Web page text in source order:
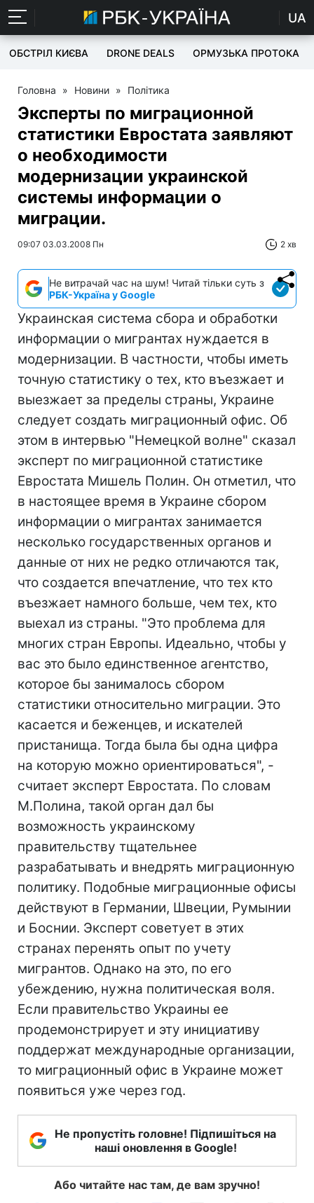
UA
ОБСТРІЛ КИЄВА DRONE DEALS ОРМУЗЬКА ПРОТОКА
Головна » Новини » Політика
Эксперты по миграционной
статистики Евростата заявляют
о необходимости
модернизации украинской
системы информации о
миграции.
09:07 03.03.2008 Пн 2 хв
Не витрачай час на шум! Читай тільки суть з
РБК-Україна у Google
Украинская система сбора и обработки
информации о мигрантах нуждается в
модернизации. В частности, чтобы иметь
точную статистику о тех, кто въезжает и
выезжает за пределы страны, Украине
следует создать миграционный офис. Об
этом в интервью "Немецкой волне" сказал
эксперт по миграционной статистике
Евростата Мишель Полин. Он отметил, что
в настоящее время в Украине сбором
информации о мигрантах занимается
несколько государственных органов и
данные от них не редко отличаются так,
что создается впечатление, что тех кто
въезжает намного больше, чем тех, кто
выехал из страны. "Это проблема для
многих стран Европы. Идеально, чтобы у
вас это было единственное агентство,
которое бы занималось сбором
статистики относительно миграции. Это
касается и беженцев, и искателей
пристанища. Тогда была бы одна цифра
на которую можно ориентироваться", -
считает эксперт Евростата. По словам
М.Полина, такой орган дал бы
возможность украинскому
правительству тщательнее
разрабатывать и внедрять миграционную
политику. Подобные миграционные офисы
действуют в Германии, Швеции, Румынии
и Боснии. Эксперт советует в этих
странах перенять опыт по учету
мигрантов. Однако на это, по его
убеждению, нужна политическая воля.
Если правительство Украины ее
продемонстрирует и эту инициативу
поддержат международные организации,
то миграционный офис в Украине может
появиться уже через год.
Не пропустіть головне! Підпишіться на
наші оновлення в Google!
Або читайте нас там, де вам зручно!